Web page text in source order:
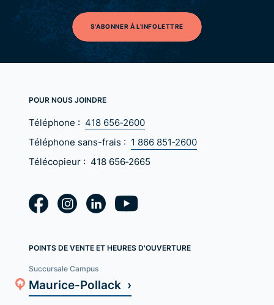
S'ABONNER À L'INFOLETTRE
POUR NOUS JOINDRE
Téléphone : 418 656‑2600
Téléphone sans-frais : 1 866 851‑2600
Télécopieur : 418 656‑2665
POINTS DE VENTE ET HEURES D'OUVERTURE
Succursale Campus
Maurice-Pollack ›